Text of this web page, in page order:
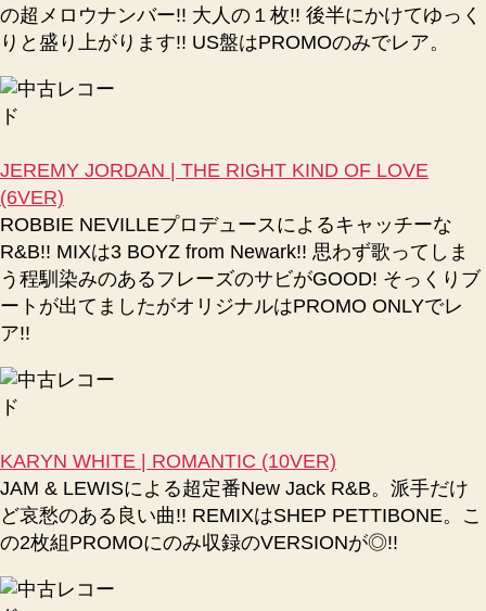
の超メロウナンバー!! 大人の１枚!! 後半にかけてゆっく
りと盛り上がります!! US盤はPROMOのみでレア。
JEREMY JORDAN | THE RIGHT KIND OF LOVE
(6VER)
ROBBIE NEVILLEプロデュースによるキャッチーな
R&B!! MIXは3 BOYZ from Newark!! 思わず歌ってしま
う程馴染みのあるフレーズのサビがGOOD! そっくりブ
ートが出てましたがオリジナルはPROMO ONLYでレ
ア!!
KARYN WHITE | ROMANTIC (10VER)
JAM & LEWISによる超定番New Jack R&B。派手だけ
ど哀愁のある良い曲!! REMIXはSHEP PETTIBONE。こ
の2枚組PROMOにのみ収録のVERSIONが◎!!